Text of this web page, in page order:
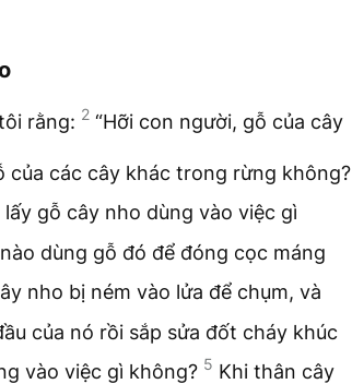
rằng: 2 “Hỡi con người, gỗ của cây
của các cây khác trong rừng không?
gỗ cây nho dùng vào việc gì
dùng gỗ đó để đóng cọc máng
nho bị ném vào lửa để chụm, và
của nó rồi sắp sửa đốt cháy khúc
vào việc gì không? 5 Khi thân cây